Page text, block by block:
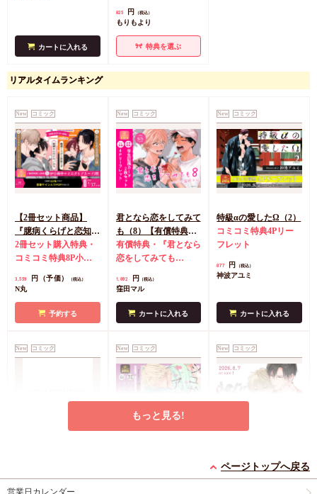
カートに入れる
825 円 （税込）
もりもより
特典を選ぶ
リアルタイムランキング
New コミック
【2冊セット商品】
『臆病くらげと恋知ら
ず【有償】+柴崎さん
のケモノみち【有
約キャンペーン(抽■
2冊セット購入特典・
コミコミ特典8P小冊
2枚
有償特典・『臆病
となの公式同人誌
償特典・『柴崎さんの
アクリルカードキーホ
店舗共通特典ペ
3,559 円（予価） （税込）
N丸
予約する
New コミック
君となら恋をしてみて
も（8）【有償特典・
学生証風カード2枚セ
ット】
有償特典・『君となら
恋をしてみても
ド2枚セット
1,892 円 （税込）
窪田マル
カートに入れる
New コミック
特級αの愛したΩ（2）
コミコミ特典4Pリー
フレット
877 円 （税込）
神波アユミ
カートに入れる
New コミック
小冊子＋箔押しA5ア
有償特典・『エンドロ
New コミック
有償特典・『シュガー
New コミック
特典・小冊子】
有償特典・『うなじに
もっと見る!
ページトップへ戻る
営業日カレンダー